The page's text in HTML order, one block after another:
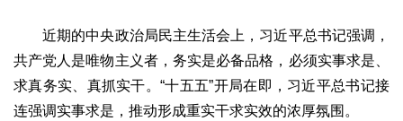
近期的中央政治局民主生活会上，习近平总书记强调，
共产党人是唯物主义者，务实是必备品格，必须实事求是、
求真务实、真抓实干。“十五五”开局在即，习近平总书记接
连强调实事求是，推动形成重实干求实效的浓厚氛围。